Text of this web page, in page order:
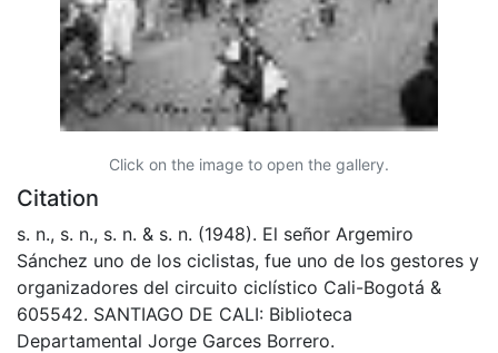
Click on the image to open the gallery.
Citation
s. n., s. n., s. n. & s. n. (1948). El señor Argemiro
Sánchez uno de los ciclistas, fue uno de los gestores y
organizadores del circuito ciclístico Cali-Bogotá &
605542. SANTIAGO DE CALI: Biblioteca
Departamental Jorge Garces Borrero.